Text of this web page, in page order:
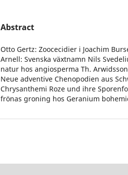
Abstract
Otto Gertz: Zoocecidier i Joachim
Arnell: Svenska växtnamn Nils
natur hos angiosperma Th.
Neue adventive Chenopodien aus
Chrysanthemi Roze und ihre
frönas groning hos Geranium